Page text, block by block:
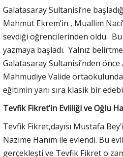
Galatasaray Sultanisi’ne
Mahmut Ekrem’in , Muallim
sevdiği öğrencilerinden oldu.
yazmaya başladı. Yalnız
Galatasaray Sultanisi’nden
Mahmudiye Valide
eğitimin yanı sıra klasik bir
Tevfik Fikret’in Evliliği ve Oğlu
Tevfik Fikret,dayısı Mustafa
Nazime Hanım ile evlendi. Bu
gerçekleşti ve Tevfik Fikret o